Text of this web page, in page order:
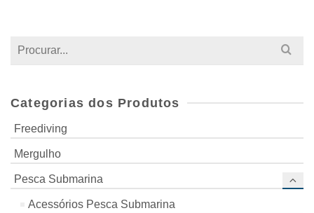
Search
Categorias dos Produtos
Freediving
Mergulho
Pesca Submarina
Acessórios Pesca Submarina